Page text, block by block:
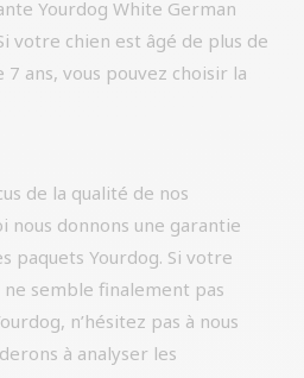
Yourdog White German
votre chien est âgé de plus de
ans, vous pouvez choisir la
de la qualité de nos
nous donnons une garantie
paquets Yourdog. Si votre
semble finalement pas
n’hésitez pas à nous
à analyser les